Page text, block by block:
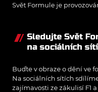
Svět Formule je
Sledujte Svět
na sociálních
Buďte v obraze o dění ve
Na sociálních sítích
zajímavosti ze zákulisí F1